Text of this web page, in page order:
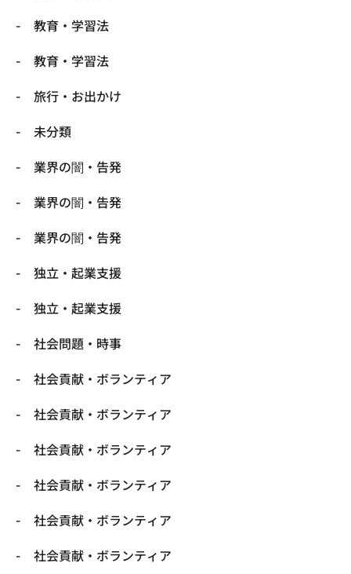
教育・学習法
教育・学習法
旅行・お出かけ
未分類
業界の闇・告発
業界の闇・告発
業界の闇・告発
独立・起業支援
独立・起業支援
社会問題・時事
社会貢献・ボランティア
社会貢献・ボランティア
社会貢献・ボランティア
社会貢献・ボランティア
社会貢献・ボランティア
社会貢献・ボランティア